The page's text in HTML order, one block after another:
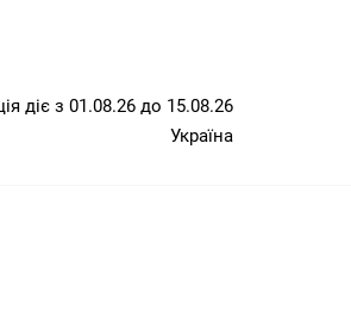
діє з 01.08.26 до 15.08.26
Україна